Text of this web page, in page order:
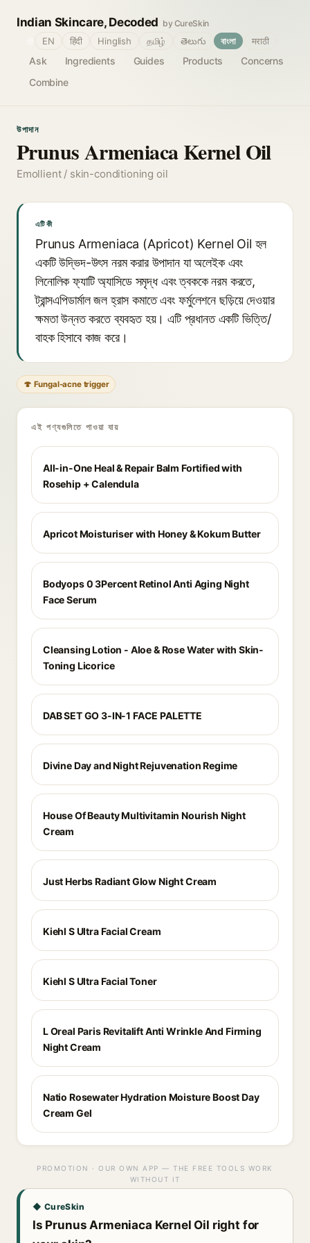
Indian Skincare, Decoded by CureSkin
Ask Ingredients Guides Products
Concerns
Combine
EN हिंदी Hinglish தமிழ் తెలుగు বাংলা मराठी
উপাদান
Prunus Armeniaca Kernel Oil
Emollient / skin-conditioning oil
এটি কী
Prunus Armeniaca (Apricot) Kernel Oil হল
একটি উদ্ভিদ-উৎস নরম করার উপাদান যা অলেইক এবং
লিনোলিক ফ্যাটি অ্যাসিডে সমৃদ্ধ এবং ত্বককে নরম করতে,
ট্রান্সএপিডার্মাল জল হ্রাস কমাতে এবং ফর্মুলেশনে ছড়িয়ে দেওয়ার
ক্ষমতা উন্নত করতে ব্যবহৃত হয়। এটি প্রধানত একটি ভিত্তি/
বাহক হিসাবে কাজ করে।
🍄 Fungal-acne trigger
এই পণ্যগুলিতে পাওয়া যায়
All-in-One Heal & Repair Balm Fortified with
Rosehip + Calendula
Apricot Moisturiser with Honey & Kokum Butter
Bodyops 0 3Percent Retinol Anti Aging Night
Face Serum
Cleansing Lotion - Aloe & Rose Water with Skin-
Toning Licorice
DAB SET GO 3-IN-1 FACE PALETTE
Divine Day and Night Rejuvenation Regime
House Of Beauty Multivitamin Nourish Night
Cream
Just Herbs Radiant Glow Night Cream
Kiehl S Ultra Facial Cream
Kiehl S Ultra Facial Toner
L Oreal Paris Revitalift Anti Wrinkle And Firming
Night Cream
Natio Rosewater Hydration Moisture Boost Day
Cream Gel
PROMOTION · OUR OWN APP — THE FREE TOOLS WORK
WITHOUT IT
◆ CureSkin
Is Prunus Armeniaca Kernel Oil right for